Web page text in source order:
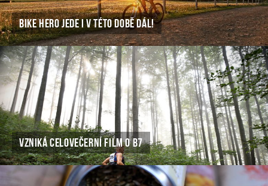
BIKE HERO JEDE I V TÉTO DOBĚ DÁL!
VZNIKÁ CELOVEČERNÍ FILM O B7